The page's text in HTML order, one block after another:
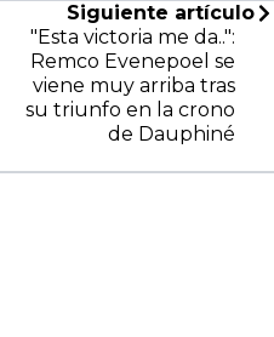
Siguiente artículo
"Esta victoria me da..":
Remco Evenepoel se
viene muy arriba tras
su triunfo en la crono
de Dauphiné